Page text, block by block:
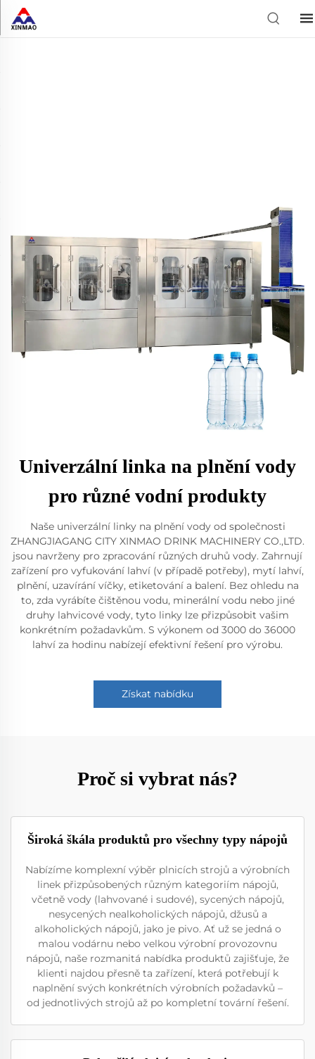
Univerzální linka na plnění vody
pro různé vodní produkty
Naše univerzální linky na plnění vody od společnosti
ZHANGJIAGANG CITY XINMAO DRINK MACHINERY CO.,LTD.
jsou navrženy pro zpracování různých druhů vody. Zahrnují
zařízení pro vyfukování lahví (v případě potřeby), mytí lahví,
plnění, uzavírání víčky, etiketování a balení. Bez ohledu na
to, zda vyrábíte čištěnou vodu, minerální vodu nebo jiné
druhy lahvicové vody, tyto linky lze přizpůsobit vašim
konkrétním požadavkům. S výkonem od 3000 do 36000
lahví za hodinu nabízejí efektivní řešení pro výrobu.
Získat nabídku
Proč si vybrat nás?
Široká škála produktů pro všechny typy nápojů
Nabízíme komplexní výběr plnicích strojů a výrobních
linek přizpůsobených různým kategoriím nápojů,
včetně vody (lahvované i sudové), sycených nápojů,
nesycených nealkoholických nápojů, džusů a
alkoholických nápojů, jako je pivo. Ať už se jedná o
malou vodárnu nebo velkou výrobní provozovnu
nápojů, naše rozmanitá nabídka produktů zajišťuje, že
klienti najdou přesně ta zařízení, která potřebují k
naplnění svých konkrétních výrobních požadavků –
od jednotlivých strojů až po kompletní tovární řešení.